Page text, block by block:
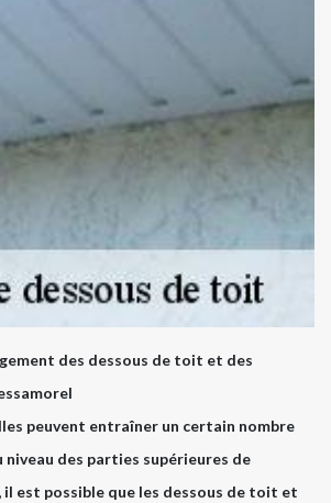
des dessous de toit et des
peuvent entraîner un certain nombre
niveau des parties supérieures de
il est possible que les dessous de toit et